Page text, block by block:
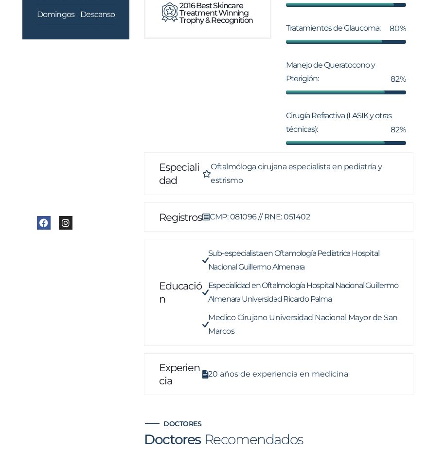
Domingos Descanso
2016 Best Skincare
Treatment Winning
Trophy & Recognition
Tratamientos de Glaucoma: 80%
Manejo de Queratocono y
Pterigión:
82%
Cirugía Refractiva (LASIK y otras
técnicas):
82%
Especiali
Dad
Oftalmóloga cirujana especialista en pediatría y
estrismo
Registros CMP: 081096 // RNE: 051402
Educació
N
Sub-especialista en Oftamología Pedíatrica Hospital
Nacional Guillermo Almenara
Especialidad en Oftalmología Hospital Nacional Guillermo
Almenara Universidad Ricardo Palma
Medico Cirujano Universidad Nacional Mayor de San
Marcos
Experien
Cia
20 años de experiencia en medicina
DOCTORES
Doctores Recomendados